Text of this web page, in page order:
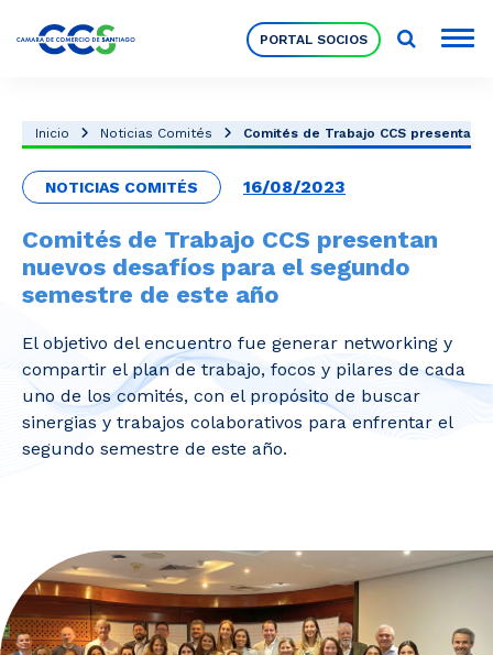
PORTAL SOCIOS
Nuestra Institución
Pilares Estratégicos
Comités de Trabajo
Eventos
CAM Santiago
Inicio Noticias Comités Comités de Trabajo CCS presentan
NOTICIAS COMITÉS 16/08/2023
Comités de Trabajo CCS presentan
nuevos desafíos para el segundo
semestre de este año
El objetivo del encuentro fue generar networking y
compartir el plan de trabajo, focos y pilares de cada
uno de los comités, con el propósito de buscar
sinergias y trabajos colaborativos para enfrentar el
segundo semestre de este año.